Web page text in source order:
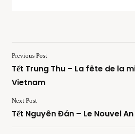
Previous Post
Tết Trung Thu – La fête de la
Vietnam
Next Post
Tết Nguyên Đán – Le Nouvel